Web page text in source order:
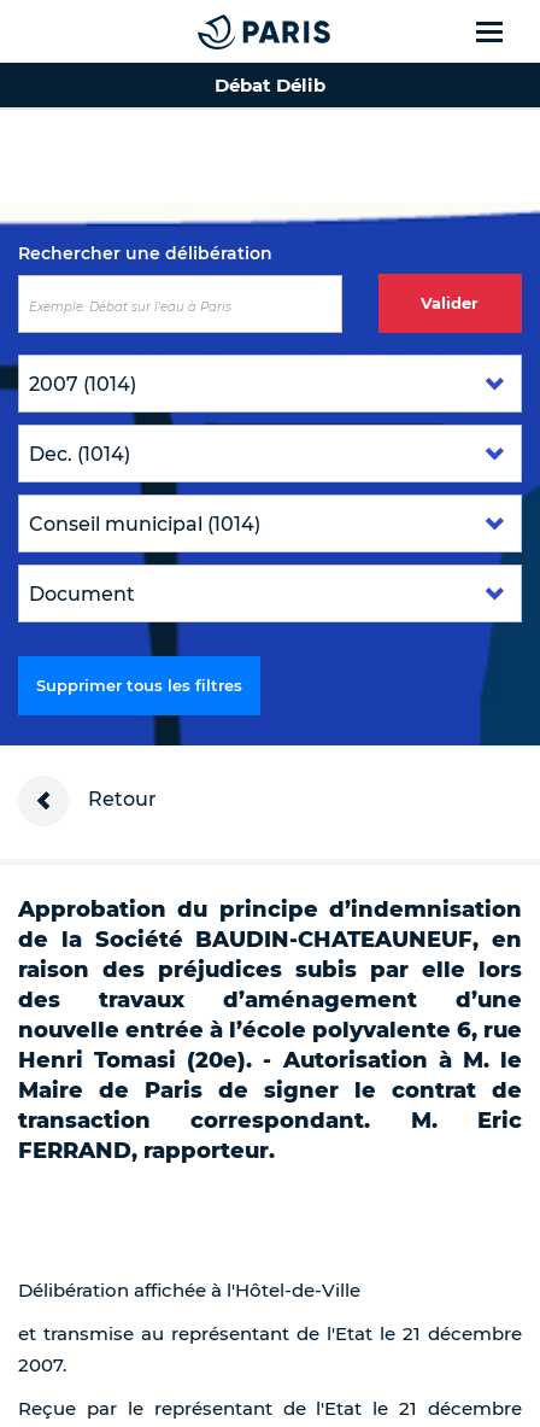
Top of the page
Débat Délib
Rechercher une délibération
Valider
Supprimer tous les filtres
Retour
Approbation du principe d’indemnisation
de la Société BAUDIN-CHATEAUNEUF, en
raison des préjudices subis par elle lors
des travaux d’aménagement d’une
nouvelle entrée à l’école polyvalente 6, rue
Henri Tomasi (20e). - Autorisation à M. le
Maire de Paris de signer le contrat de
transaction correspondant. M. Eric
FERRAND, rapporteur.
Délibération affichée à l'Hôtel-de-Ville
et transmise au représentant de l'Etat le 21 décembre
2007.
Reçue par le représentant de l'Etat le 21 décembre